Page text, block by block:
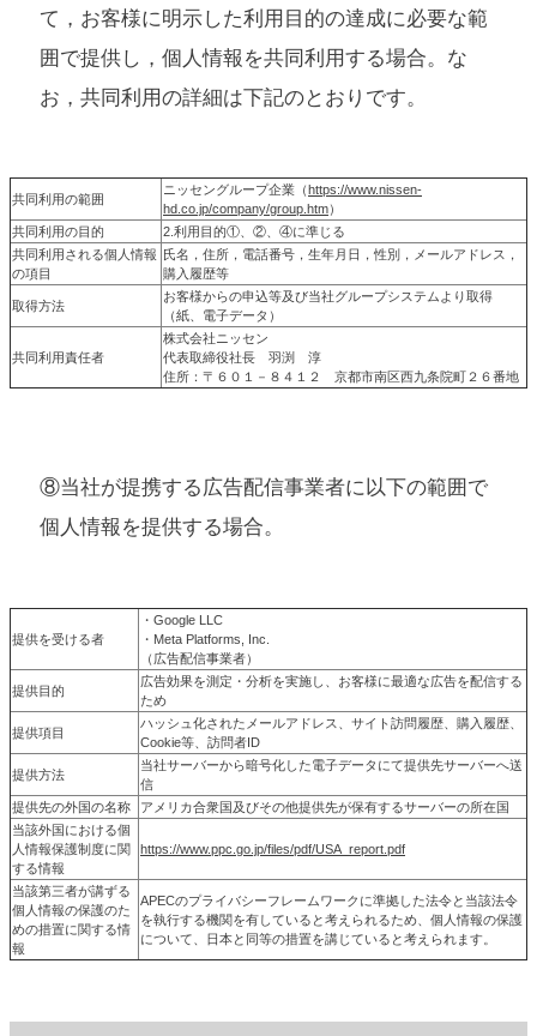
て，お客様に明示した利用目的の達成に必要な範
囲で提供し，個人情報を共同利用する場合。な
お，共同利用の詳細は下記のとおりです。
共同利用の範囲
ニッセングループ企業（ https://www.nissen-
hd.co.jp/company/group.htm）
共同利用の目的
2.利用目的①、②、④に準じる
共同利用される個人情報
の項目
氏名，住所，電話番号，生年月日，性別，メールアドレス，
購入履歴等
取得方法
お客様からの申込等及び当社グループシステムより取得
（紙、電子データ）
共同利用責任者
株式会社ニッセン
代表取締役社長 羽渕 淳
住所：〒６０１－８４１２ 京都市南区西九条院町２６番地
⑧当社が提携する広告配信事業者に以下の範囲で
個人情報を提供する場合。
提供を受ける者
・Google LLC
・Meta Platforms, Inc.
（広告配信事業者）
提供目的
広告効果を測定・分析を実施し、お客様に最適な広告を配信する
ため
提供項目
ハッシュ化されたメールアドレス、サイト訪問履歴、購入履歴、
Cookie等、訪問者ID
提供方法
当社サーバーから暗号化した電子データにて提供先サーバーへ送
信
提供先の外国の名称
アメリカ合衆国及びその他提供先が保有するサーバーの所在国
当該外国における個
人情報保護制度に関
する情報
https://www.ppc.go.jp/files/pdf/USA_report.pdf
当該第三者が講ずる
個人情報の保護のた
めの措置に関する情
報
APECのプライバシーフレームワークに準拠した法令と当該法令
を執行する機関を有していると考えられるため、個人情報の保護
について、日本と同等の措置を講じていると考えられます。